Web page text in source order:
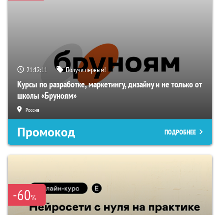
21:12:10 Получи первым!
Курсы по разработке, маркетингу, дизайну и не только от
школы «Бруноям»
Россия
Промокод ПОДРОБНЕЕ
-60%